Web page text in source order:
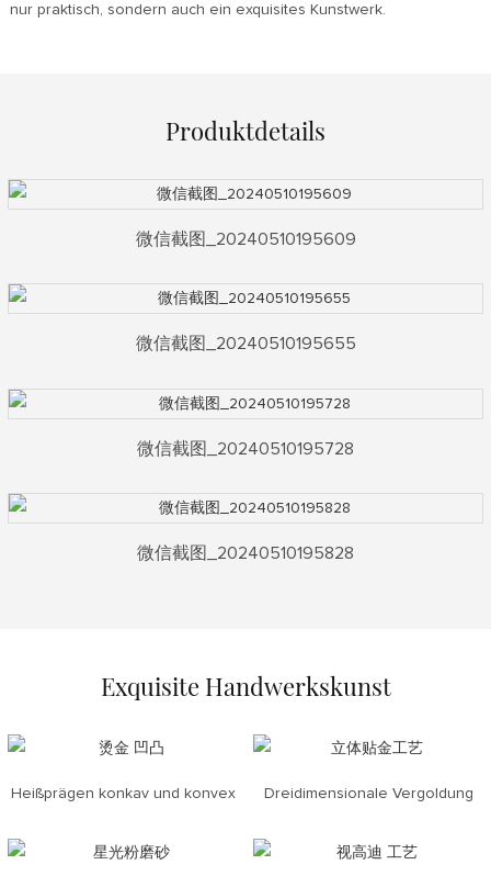
nur praktisch, sondern auch ein exquisites Kunstwerk.
Produktdetails
微信截图_20240510195609
微信截图_20240510195655
微信截图_20240510195728
微信截图_20240510195828
Exquisite Handwerkskunst
Heißprägen konkav und konvex Dreidimensionale Vergoldung